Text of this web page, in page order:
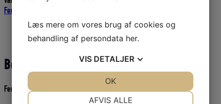
10
MM
antal
Fender
Beskrivelse
Yderligere information
Beskrivelse
Fenderline i flettet polyester med øje. Sort
Læs mere om vores brug af cookies og
behandling af persondata her.
VIS DETALJER
AFVIS ALLE
OK